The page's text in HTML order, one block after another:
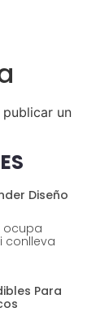
publicar un
Diseño
ocupa
conlleva
Para